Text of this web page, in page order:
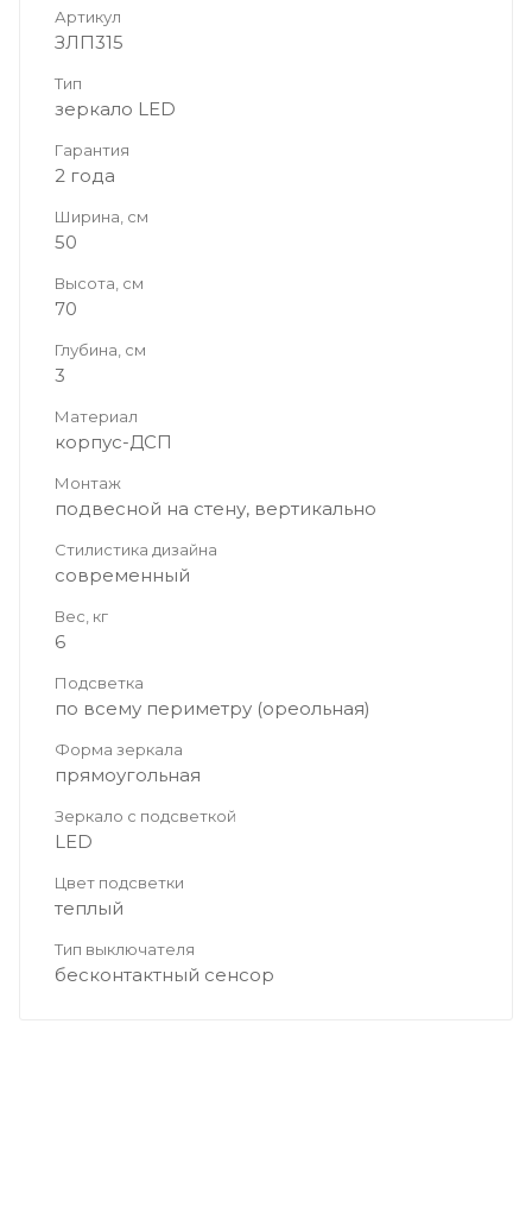
Артикул
ЗЛП315
Тип
зеркало LED
Гарантия
2 года
Ширина, см
50
Высота, см
70
Глубина, см
3
Материал
корпус-ДСП
Монтаж
подвесной на стену, вертикально
Стилистика дизайна
современный
Вес, кг
6
Подсветка
по всему периметру (ореольная)
Форма зеркала
прямоугольная
Зеркало с подсветкой
LED
Цвет подсветки
теплый
Тип выключателя
бесконтактный сенсор